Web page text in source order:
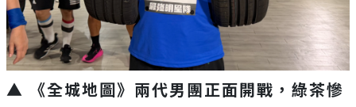
▲ 《全城地圖》兩代男團正面開戰，綠茶慘